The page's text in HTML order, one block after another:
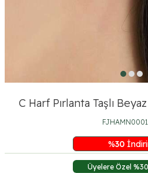
C Harf Pırlanta Taşlı
%30
Üyelere Özel